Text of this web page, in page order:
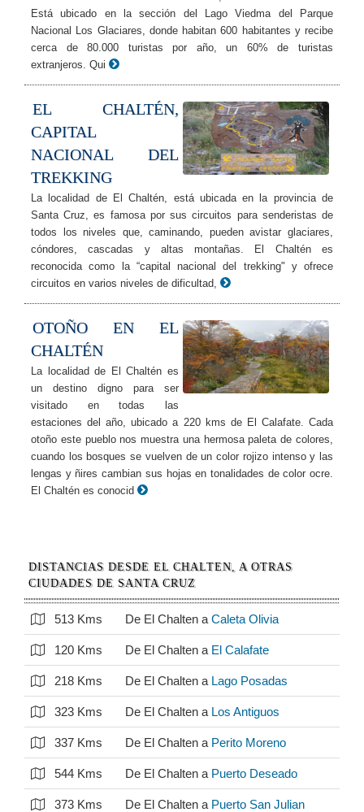
Está ubicado en la sección del Lago Viedma del Parque
Nacional Los Glaciares, donde habitan 600 habitantes y recibe
cerca de 80.000 turistas por año, un 60% de turistas
extranjeros. Qui
EL CHALTÉN,
CAPITAL
NACIONAL DEL
TREKKING
La localidad de El Chaltén, está ubicada en la provincia de
Santa Cruz, es famosa por sus circuitos para senderistas de
todos los niveles que, caminando, pueden avistar glaciares,
cóndores, cascadas y altas montañas. El Chaltén es
reconocida como la “capital nacional del trekking" y ofrece
circuitos en varios niveles de dificultad,
OTOÑO EN EL
CHALTÉN
La localidad de El Chaltén es
un destino digno para ser
visitado en todas las
estaciones del año, ubicado a 220 kms de El Calafate. Cada
otoño este pueblo nos muestra una hermosa paleta de colores,
cuando los bosques se vuelven de un color rojizo intenso y las
lengas y ñires cambian sus hojas en tonalidades de color ocre.
El Chaltén es conocid
DISTANCIAS DESDE EL CHALTEN, A OTRAS
CIUDADES DE SANTA CRUZ
513 Kms De El Chalten a Caleta Olivia
120 Kms De El Chalten a El Calafate
218 Kms De El Chalten a Lago Posadas
323 Kms De El Chalten a Los Antiguos
337 Kms De El Chalten a Perito Moreno
544 Kms De El Chalten a Puerto Deseado
373 Kms De El Chalten a Puerto San Julian